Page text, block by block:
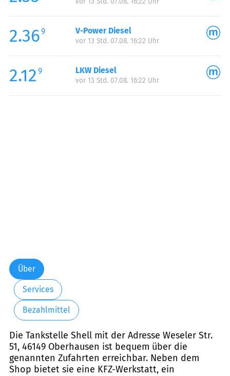
2.369 V-Power Diesel
vor 13 Std. 07.08. 16:22 Uhr
2.12 9 LKW Diesel
vor 13 Std. 07.08. 16:22 Uhr
Über
Services
Bezahlmittel
Die Tankstelle Shell mit der Adresse Weseler Str.
51, 46149 Oberhausen ist bequem über die
genannten Zufahrten erreichbar. Neben dem
Shop bietet sie eine KFZ-Werkstatt, ein